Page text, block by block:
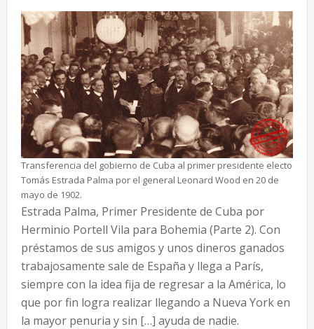
Habana
Transferencia del gobierno de Cuba al primer presidente electo
Tomás Estrada Palma por el general Leonard Wood en 20 de
mayo de 1902.
Estrada Palma, Primer Presidente de Cuba por
Herminio Portell Vila para Bohemia (Parte 2). Con
préstamos de sus amigos y unos dineros ganados
trabajosamente sale de España y llega a París,
siempre con la idea fija de regresar a la América, lo
que por fin logra realizar llegando a Nueva York en
la mayor penuria y sin […] ayuda de nadie.